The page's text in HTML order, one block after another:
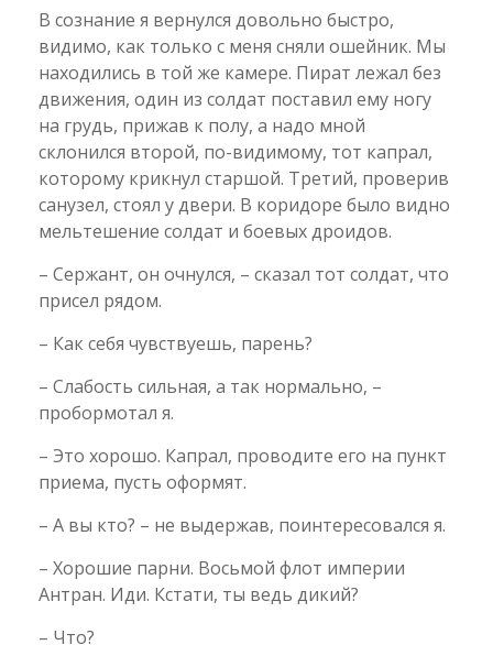
В сознание я вернулся довольно быстро,
видимо, как только с меня сняли ошейник. Мы
находились в той же камере. Пират лежал без
движения, один из солдат поставил ему ногу
на грудь, прижав к полу, а надо мной
склонился второй, по-видимому, тот капрал,
которому крикнул старшой. Третий, проверив
санузел, стоял у двери. В коридоре было видно
мельтешение солдат и боевых дроидов.
– Сержант, он очнулся, – сказал тот солдат, что
присел рядом.
– Как себя чувствуешь, парень?
– Слабость сильная, а так нормально, –
пробормотал я.
– Это хорошо. Капрал, проводите его на пункт
приема, пусть оформят.
– А вы кто? – не выдержав, поинтересовался я.
– Хорошие парни. Восьмой флот империи
Антран. Иди. Кстати, ты ведь дикий?
– Что?